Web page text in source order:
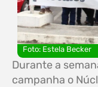
Foto: Estela Becker
Durante a
campanha o